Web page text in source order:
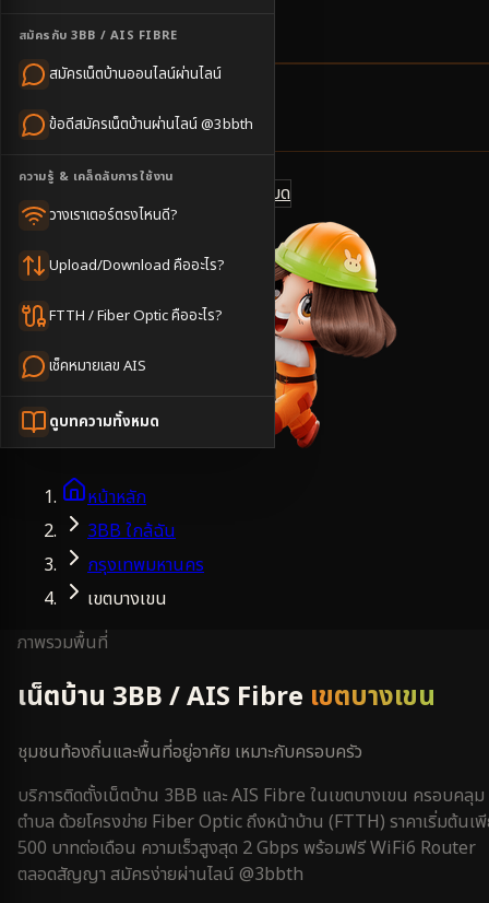
สมัครกับ 3BB / AIS FIBRE
สมัครเน็ตบ้านออนไลน์ผ่านไลน์
ข้อดีสมัครเน็ตบ้านผ่านไลน์ @3bbth
ความรู้ & เคล็ดลับการใช้งาน
วางเราเตอร์ตรงไหนดี?
Upload/Download คืออะไร?
FTTH / Fiber Optic คืออะไร?
เช็คหมายเลข AIS
ดูบทความทั้งหมด
500บาท/เดือน
ราคาเริ่มต้น
ดูแพ็กเกจทั้งหมด
หน้าหลัก
3BB ใกล้ฉัน
กรุงเทพมหานคร
เขตบางเขน
ภาพรวมพื้นที่
เน็ตบ้าน 3BB / AIS Fibre เขตบางเขน
ชุมชนท้องถิ่นและพื้นที่อยู่อาศัย เหมาะกับครอบครัว
บริการติดตั้งเน็ตบ้าน 3BB และ AIS Fibre ในเขตบางเขน ครอบคลุม
ตำบล ด้วยโครงข่าย Fiber Optic ถึงหน้าบ้าน (FTTH) ราคาเริ่มต้นเ
500 บาทต่อเดือน ความเร็วสูงสุด 2 Gbps พร้อมฟรี WiFi6 Router
ตลอดสัญญา สมัครง่ายผ่านไลน์ @3bbth